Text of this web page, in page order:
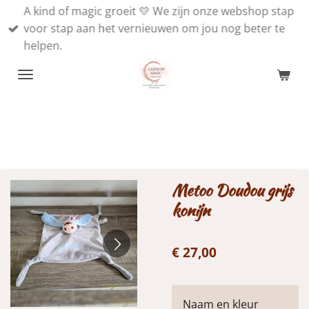
direct
naar
A kind of magic groeit 💛 We zijn onze webshop stap
voor stap aan het vernieuwen om jou nog beter te
helpen.
Metoo Doudou grijs
konijn
€ 27,00
Naam en kleur